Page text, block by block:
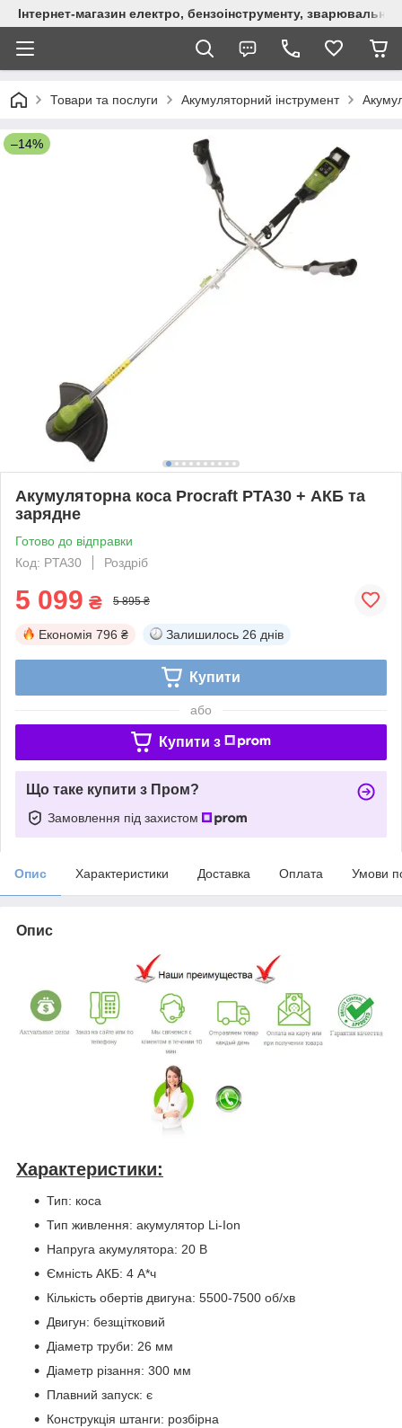
Інтернет-магазин електро, бензоінструменту,
Товари та послуги Акумуляторний інструмент
–14%
Акумуляторна коса Procraft PTA30 + АКБ та
зарядне
Готово до відправки
Код: PTA30
Роздріб
5 099 ₴ 5 895 ₴
Економія 796 ₴ Залишилось 26 днів
Купити
або
Купити з
Що таке купити з Пром?
Замовлення під захистом
Опис Характеристики Доставка Оплата Умови
Опис
Характеристики:
Тип: коса
Тип живлення: акумулятор Li-Ion
Напруга акумулятора: 20 В
Ємність АКБ: 4 А*ч
Кількість обертів двигуна: 5500-7500 об/хв
Двигун: безщітковий
Діаметр труби: 26 мм
Діаметр різання: 300 мм
Плавний запуск: є
Конструкція штанги: розбірна